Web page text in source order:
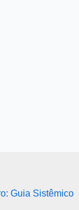
Guia Sistêmico